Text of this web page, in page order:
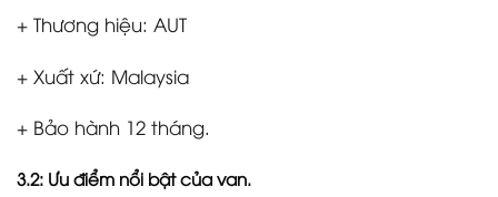
+ Thương hiệu: AUT
+ Xuất xứ: Malaysia
+ Bảo hành 12 tháng.
3.2: Ưu điểm nổi bật của van.